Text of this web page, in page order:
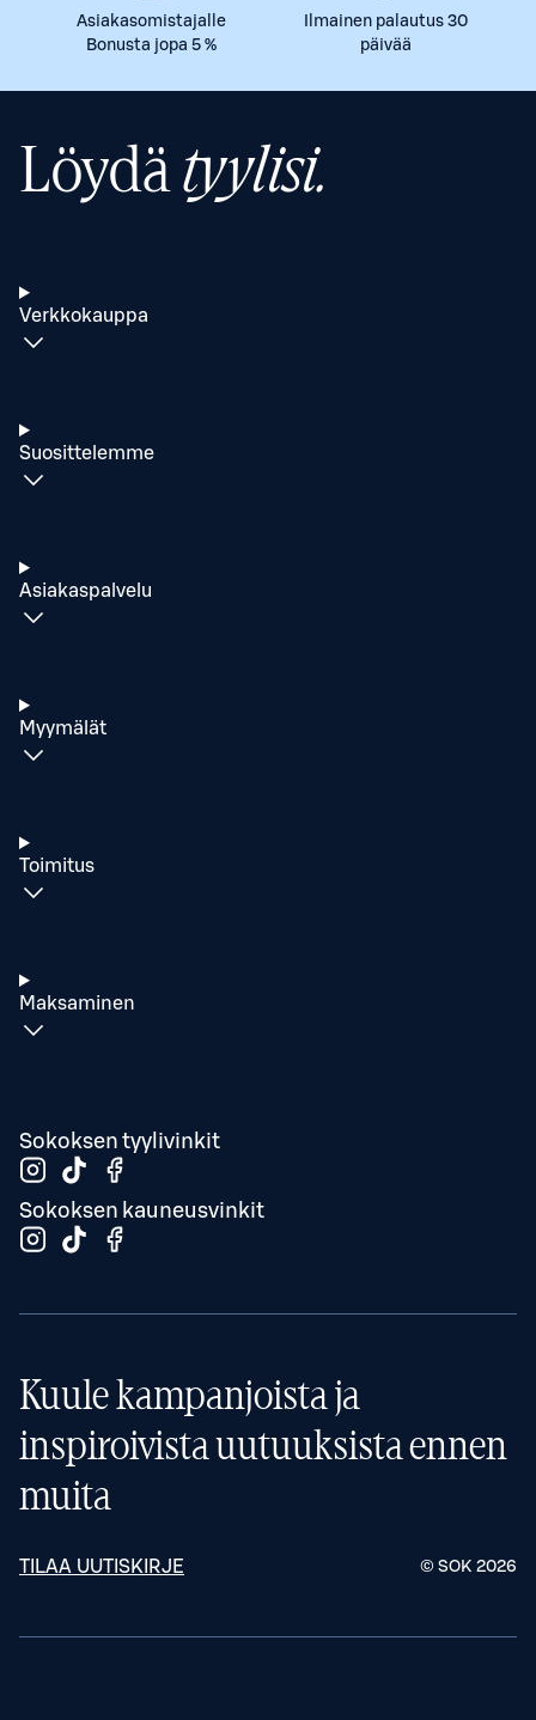
Asiakasomistajalle
Bonusta jopa 5 %
Ilmainen palautus 30
päivää
Löydätyylisi.
Verkkokauppa
Suosittelemme
Asiakaspalvelu
Myymälät
Toimitus
Maksaminen
Sokoksen tyylivinkit
Sokoksen kauneusvinkit
Kuule kampanjoista ja
inspiroivista uutuuksista ennen
muita
TILAA UUTISKIRJE © SOK 2026